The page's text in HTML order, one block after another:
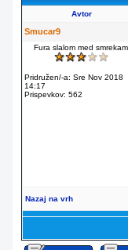
Avtor
Smucar9
Fura slalom med
Pridružen/-a: Sre Nov 2018
14:17
Prispevkov: 562
Nazaj na vrh